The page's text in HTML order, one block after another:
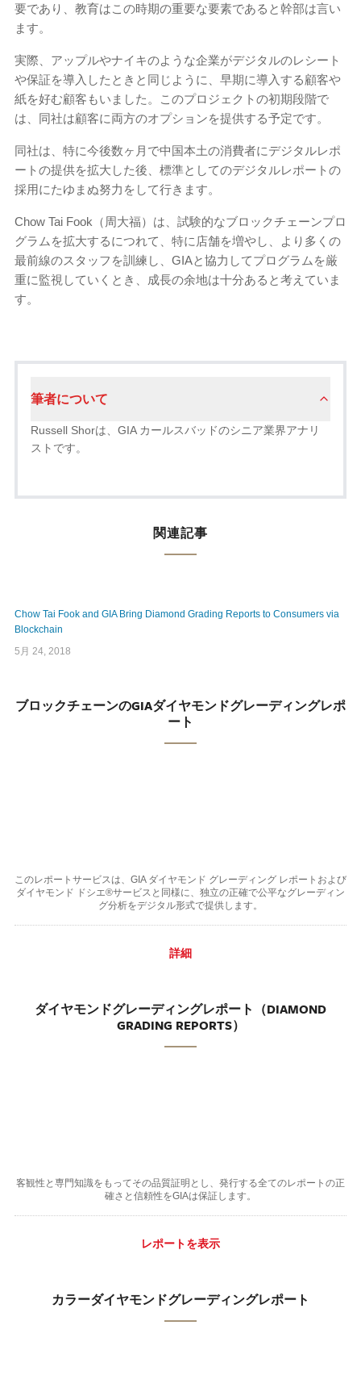
要であり、教育はこの時期の重要な要素であると幹部は言い
ます。
実際、アップルやナイキのような企業がデジタルのレシート
や保証を導入したときと同じように、早期に導入する顧客や
紙を好む顧客もいました。このプロジェクトの初期段階で
は、同社は顧客に両方のオプションを提供する予定です。
同社は、特に今後数ヶ月で中国本土の消費者にデジタルレポ
ートの提供を拡大した後、標準としてのデジタルレポートの
採用にたゆまぬ努力をして行きます。
Chow Tai Fook（周大福）は、試験的なブロックチェーンプロ
グラムを拡大するにつれて、特に店舗を増やし、より多くの
最前線のスタッフを訓練し、GIAと協力してプログラムを厳
重に監視していくとき、成長の余地は十分あると考えていま
す。
筆者について
Russell Shorは、GIA カールスバッドのシニア業界アナリ
ストです。
関連記事
Chow Tai Fook and GIA Bring Diamond Grading Reports to Consumers via
Blockchain
5月 24, 2018
ブロックチェーンのGIAダイヤモンドグレーディングレポ
ート
このレポートサービスは、GIA ダイヤモンド グレーディング レポートおよび
ダイヤモンド ドシエ®サービスと同様に、独立の正確で公平なグレーディン
グ分析をデジタル形式で提供します。
詳細
ダイヤモンドグレーディングレポート（DIAMOND
GRADING REPORTS）
客観性と専門知識をもってその品質証明とし、発行する全てのレポートの正
確さと信頼性をGIAは保証します。
レポートを表示
カラーダイヤモンドグレーディングレポート